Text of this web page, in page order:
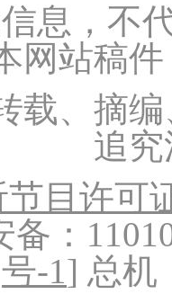
息，不
网站稿
载、摘
追
目许可
：
号-1] 总机